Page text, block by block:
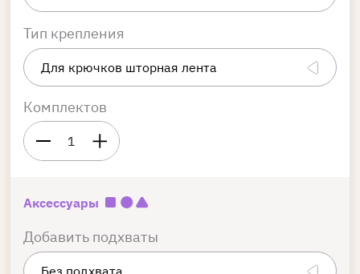
Тип крепления
Комплектов
1
Аксессуары
Добавить подхваты